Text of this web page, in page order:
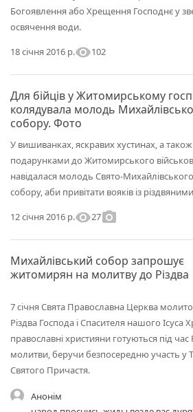
Богоявлення або Хрещення Господнє у
освячення води.
18 січня 2016 р.visibility102
Для бійців у Житомирському
колядувала молодь
собору. Фото
У вишиванках, яскравих хустинах, а
подарунками до Житомирського
навідалася молодь Свято-
собору, аби привітати вояків із
12 січня 2016 р.visibility27photo_camera
Михайлівський собор запрошує
житомирян на молитву до Різдва
7 січня Свята Православна Церква
Різдва Господа і Спасителя нашого Ісуса
православні християни готуються під час
молитви, беручи безпосередню участь у
Святого Причастя.
Анонім